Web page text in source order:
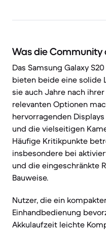
Was die Community
Das Samsung Galaxy
bieten beide eine solide
sie auch Jahre nach
relevanten Optionen
hervorragenden
und die vielseitigen
Häufige Kritikpunkte
insbesondere bei
und die eingeschränkte
Bauweise.
Nutzer, die ein
Einhandbedienung
Akkulaufzeit leichte